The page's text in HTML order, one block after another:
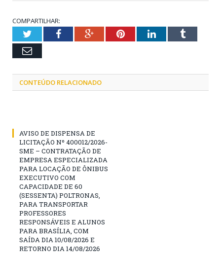
COMPARTILHAR:
TwitterFacebookGoogle+PinterestLinkedInTumblr
Email
CONTEÚDO RELACIONADO
AVISO DE DISPENSA DE
LICITAÇÃO Nº 400012/2026-
SME – CONTRATAÇÃO DE
EMPRESA ESPECIALIZADA
PARA LOCAÇÃO DE ÔNIBUS
EXECUTIVO COM
CAPACIDADE DE 60
(SESSENTA) POLTRONAS,
PARA TRANSPORTAR
PROFESSORES
RESPONSÁVEIS E ALUNOS
PARA BRASÍLIA, COM
SAÍDA DIA 10/08/2026 E
RETORNO DIA 14/08/2026